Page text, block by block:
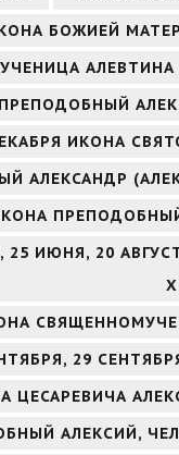
БОЖИЕЙ
ИКОНА
АЛЕКСАНДР
25 ИЮНЯ, 20
29
ЦЕСАРЕВИЧА
АЛЕКСИЙ,